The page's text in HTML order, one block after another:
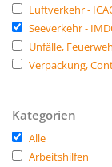
Luftverkehr -
Seeverkehr -
Unfälle,
Verpackung,
Kategorien
Alle
Arbeitshilfen